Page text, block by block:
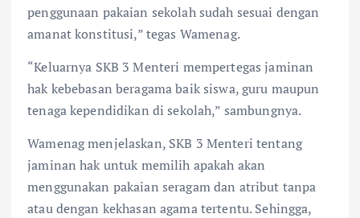
penggunaan pakaian sekolah sudah sesuai dengan
amanat konstitusi,” tegas Wamenag.
“Keluarnya SKB 3 Menteri mempertegas jaminan
hak kebebasan beragama baik siswa, guru maupun
tenaga kependidikan di sekolah,” sambungnya.
Wamenag menjelaskan, SKB 3 Menteri tentang
jaminan hak untuk memilih apakah akan
menggunakan pakaian seragam dan atribut tanpa
atau dengan kekhasan agama tertentu.Sehingga,